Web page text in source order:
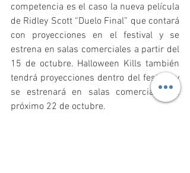
competencia es el caso la nueva película
de Ridley Scott “Duelo Final” que contará
con proyecciones en el festival y se
estrena en salas comerciales a partir del
15 de octubre. Halloween Kills también
tendrá proyecciones dentro del festival y
se estrenará en salas comerciales el
próximo 22 de octubre.